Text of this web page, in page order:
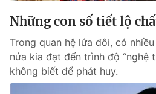
Cơ quan báo chí:
Thời báo VTV
Giấy phép hoạt động báo in và báo
cấp ngày 29/12/2023
Tổng Biên tập:Vũ Thanh Thủy
Phó Tổng Biên tập:Nguyễn Thị Mỹ
Những con số tiết lộ
Trong quan hệ lứa đôi, có
nửa kia đạt đến trình độ “nghệ
không biết để phát huy.